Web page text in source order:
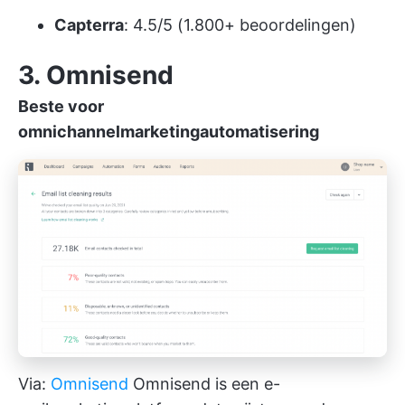
Capterra: 4.5/5 (1.800+ beoordelingen)
3. Omnisend
Beste voor
omnichannelmarketingautomatisering
Via: Omnisend Omnisend is een e-